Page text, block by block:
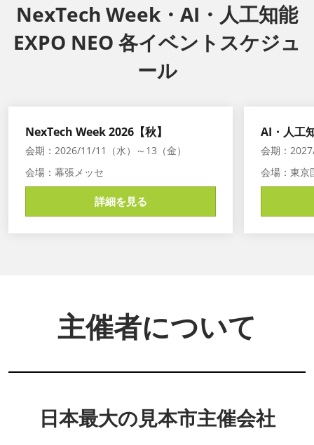
NexTech Week・AI・人工知能
EXPO NEO 各イベントスケジュ
ール
NexTech Week 2026【秋】
会期：2026/11/11（水）～13（金）
会場：幕張メッセ
詳細を見る
AI・人工
会期：
会場：東
主催者について
日本最大の見本市主催会社